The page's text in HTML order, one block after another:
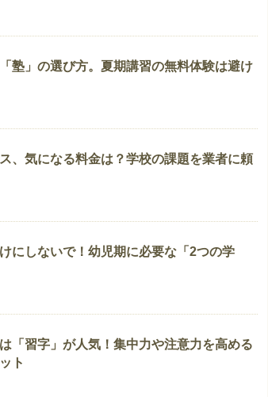
塾」の選び方。夏期講習の無料体験は避け
、気になる料金は？学校の課題を業者に頼
にしないで！幼児期に必要な「2つの学
「習字」が人気！集中力や注意力を高める
ト